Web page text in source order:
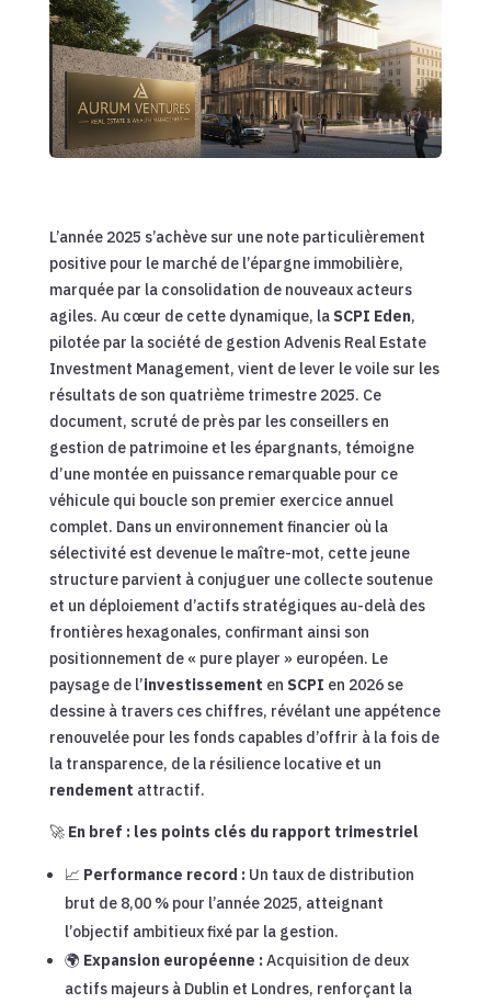
L’année 2025 s’achève sur une note particulièrement
positive pour le marché de l’épargne immobilière,
marquée par la consolidation de nouveaux acteurs
agiles. Au cœur de cette dynamique, la SCPI Eden,
pilotée par la société de gestion Advenis Real Estate
Investment Management, vient de lever le voile sur les
résultats de son quatrième trimestre 2025. Ce
document, scruté de près par les conseillers en
gestion de patrimoine et les épargnants, témoigne
d’une montée en puissance remarquable pour ce
véhicule qui boucle son premier exercice annuel
complet. Dans un environnement financier où la
sélectivité est devenue le maître-mot, cette jeune
structure parvient à conjuguer une collecte soutenue
et un déploiement d’actifs stratégiques au-delà des
frontières hexagonales, confirmant ainsi son
positionnement de « pure player » européen. Le
paysage de l’investissement en SCPI en 2026 se
dessine à travers ces chiffres, révélant une appétence
renouvelée pour les fonds capables d’offrir à la fois de
la transparence, de la résilience locative et un
rendement attractif.
🚀 En bref : les points clés du rapport trimestriel
📈 Performance record :Un taux de distribution
brut de 8,00 % pour l’année 2025, atteignant
l’objectif ambitieux fixé par la gestion.
🌍 Expansion européenne :Acquisition de deux
actifs majeurs à Dublin et Londres, renforçant la